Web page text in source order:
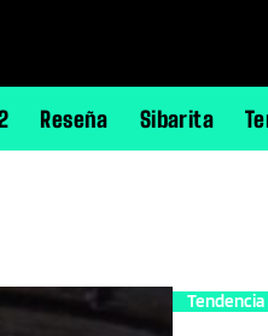
Reseña Sibarita
Tendencia